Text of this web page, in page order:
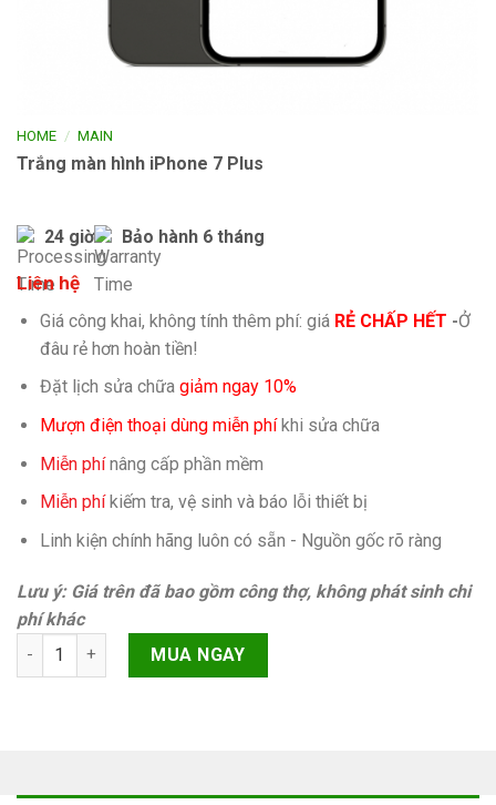
HOME / MAIN
Trắng màn hình iPhone 7 Plus
24 giờ Bảo hành 6 tháng
Liên hệ
Giá công khai, không tính thêm phí: giá RẺ CHẤP HẾT -Ở
đâu rẻ hơn hoàn tiền!
Đặt lịch sửa chữa giảm ngay 10%
Mượn điện thoại dùng miễn phíkhi sửa chữa
Miễn phínâng cấp phần mềm
Miễn phíkiếm tra, vệ sinh và báo lỗi thiết bị
Linh kiện chính hãng luôn có sẵn - Nguồn gốc rõ ràng
Lưu ý: Giá trên đã bao gồm công thợ, không phát sinh chi
phí khác
Trắng màn hình iPhone 7 Plus quantity
MUA NGAY